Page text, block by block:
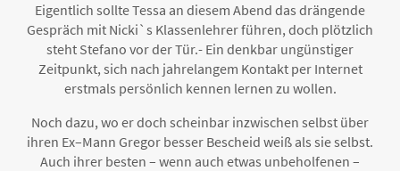
Eigentlich sollte Tessa an diesem Abend das drängende
Gespräch mit Nicki`s Klassenlehrer führen, doch plötzlich
steht Stefano vor der Tür.- Ein denkbar ungünstiger
Zeitpunkt, sich nach jahrelangem Kontakt per Internet
erstmals persönlich kennen lernen zu wollen.
Noch dazu, wo er doch scheinbar inzwischen selbst über
ihren Ex–Mann Gregor besser Bescheid weiß als sie selbst.
Auch ihrer besten – wenn auch etwas unbeholfenen –